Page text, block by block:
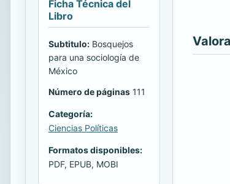
Ficha Técnica del
Libro
Subtitulo: Bosquejos
para una sociología de
México
Número de páginas 111
Categoría:
Ciencias Políticas
Formatos disponibles:
PDF, EPUB, MOBI